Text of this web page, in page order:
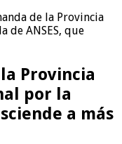
de la Provincia
de ANSES, que
Provincia
por la
a más